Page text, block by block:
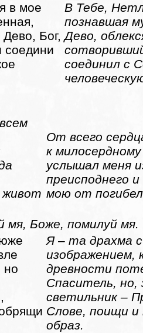
в мое
Бог,
соедини
В Тебе,
познавшая
Дево,
соединил с
живот
От всего
к
услышал меня
преисподнего и
мою от
мя, Боже, помилуй мя.
но
Я – та драхма
изображением,
древности
Спаситель, но,
светильник –
Слове, поищи и
образ.